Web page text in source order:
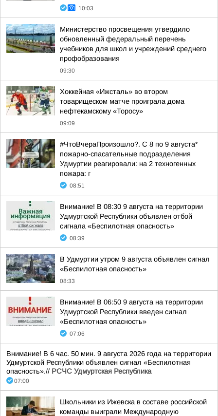
10:03
Министерство просвещения утвердило
обновленный федеральный перечень
учебников для школ и учреждений среднего
профобразования
09:30
Хоккейная «Ижсталь» во втором
товарищеском матче проиграла дома
нефтекамскому «Торосу»
09:09
#ЧтоВчераПроизошло?. С 8 по 9 августа*
пожарно-спасательные подразделения
Удмуртии реагировали: на 2 техногенных
пожара: г
08:51
Внимание! В 08:30 9 августа на территории
Удмуртской Республики объявлен отбой
сигнала «Беспилотная опасность»
08:39
В Удмуртии утром 9 августа объявлен сигнал
«Беспилотная опасность»
08:33
Внимание! В 06:50 9 августа на территории
Удмуртской Республики введен сигнал
«Беспилотная опасность»
07:06
Внимание! В 6 час. 50 мин. 9 августа 2026 года на территории
Удмуртской Республики объявлен сигнал «Беспилотная
опасность».// РСЧС Удмуртская Республика
07:00
Школьники из Ижевска в составе российской
команды выиграли Международную